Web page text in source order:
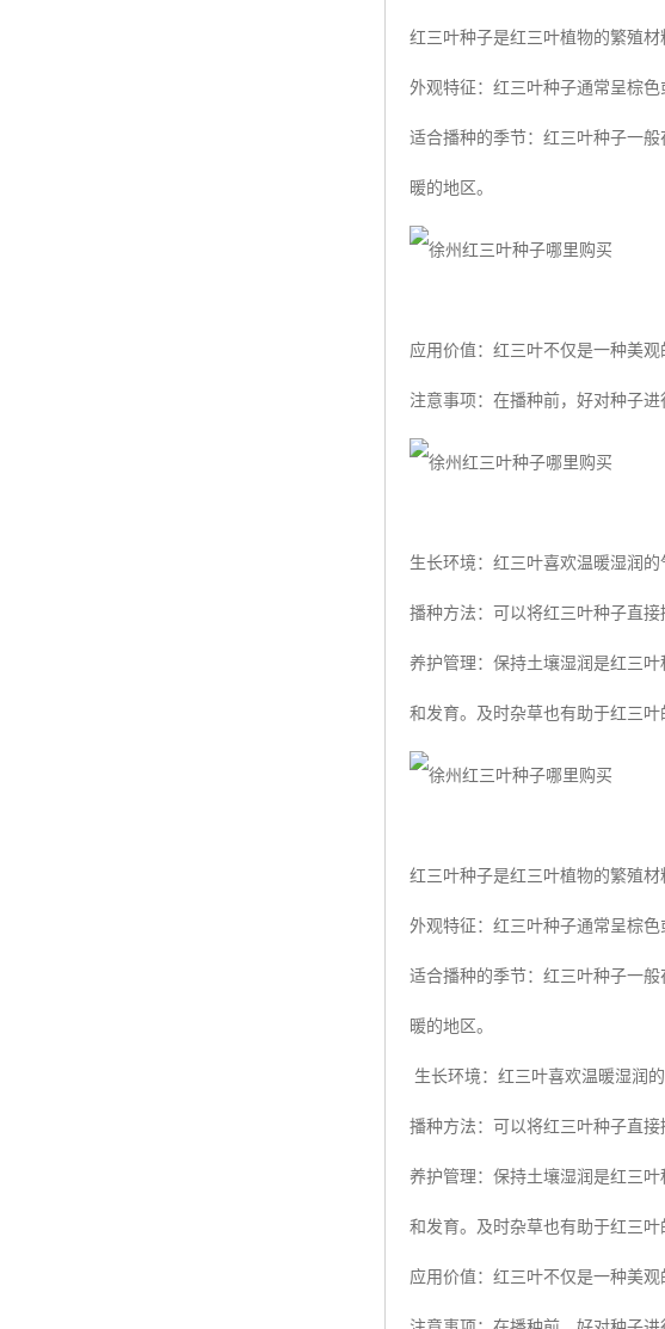
红三叶种子是红三叶植物的繁殖材
外观特征：红三叶种子通常呈棕
适合播种的季节：红三叶种子一
暖的地区。
应用价值：红三叶不仅是一种美
注意事项：在播种前，好对种子
生长环境：红三叶喜欢温暖湿润
播种方法：可以将红三叶种子直
养护管理：保持土壤湿润是红三
和发育。及时杂草也有助于红三叶
红三叶种子是红三叶植物的繁殖材
外观特征：红三叶种子通常呈棕
适合播种的季节：红三叶种子一
暖的地区。
生长环境：红三叶喜欢温暖湿润
播种方法：可以将红三叶种子直
养护管理：保持土壤湿润是红三
和发育。及时杂草也有助于红三叶
应用价值：红三叶不仅是一种美